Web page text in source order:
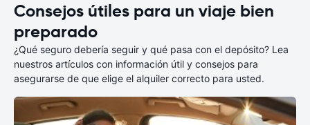
Consejos útiles para un viaje bien
preparado
¿Qué seguro debería seguir y qué pasa con el depósito? Lea
nuestros artículos con información útil y consejos para
asegurarse de que elige el alquiler correcto para usted.